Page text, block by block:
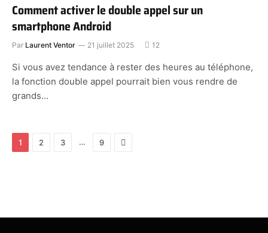
Comment activer le double appel sur un
smartphone Android
Par Laurent Ventor 21 juillet 2025 12
Si vous avez tendance à rester des heures au téléphone,
la fonction double appel pourrait bien vous rendre de
grands…
1 2 3 … 9 Next